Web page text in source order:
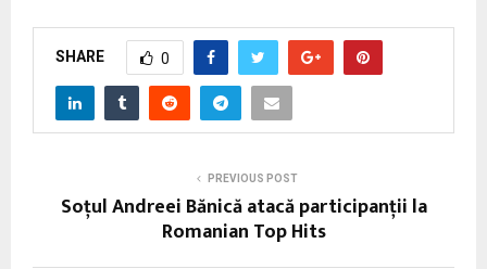
SHARE 0
PREVIOUS POST
Soţul Andreei Bănică atacă participanţii la
Romanian Top Hits